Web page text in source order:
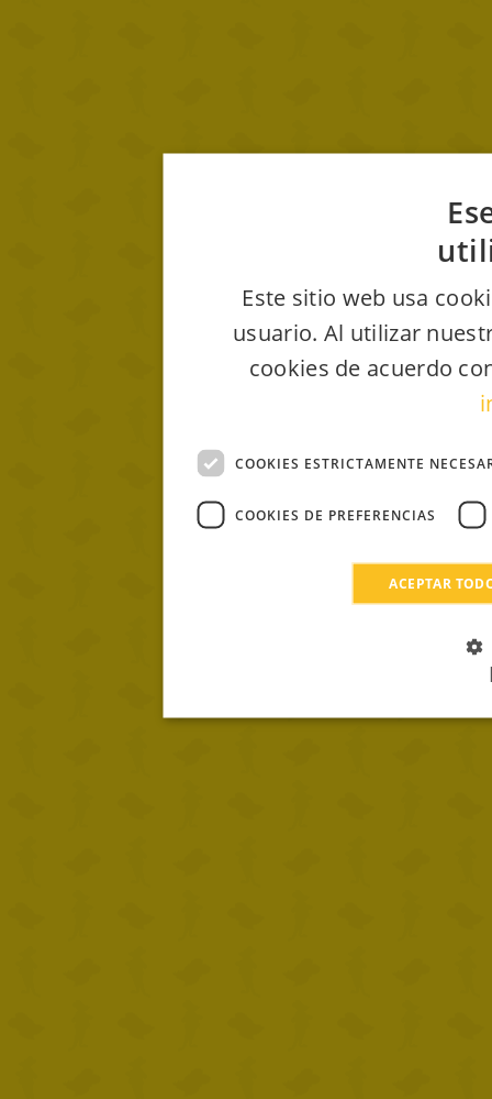
Este sitio web usa
usuario. Al utilizar
cookies de acuerdo
COOKIES ESTRICTAMENTE
COOKIES DE PREFERENCIAS
ACEPTAR